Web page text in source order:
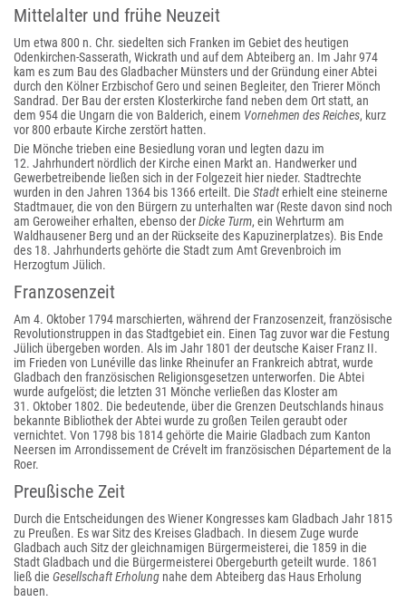
Mittelalter und frühe Neuzeit
Um etwa 800 n. Chr. siedelten sich Franken im Gebiet des heutigen
Odenkirchen-Sasserath, Wickrath und auf dem Abteiberg an. Im Jahr 974
kam es zum Bau des Gladbacher Münsters und der Gründung einer Abtei
durch den Kölner Erzbischof Gero und seinen Begleiter, den Trierer Mönch
Sandrad. Der Bau der ersten Klosterkirche fand neben dem Ort statt, an
dem 954 die Ungarn die von Balderich, einem Vornehmen des Reiches, kurz
vor 800 erbaute Kirche zerstört hatten.
Die Mönche trieben eine Besiedlung voran und legten dazu im
12. Jahrhundert nördlich der Kirche einen Markt an. Handwerker und
Gewerbetreibende ließen sich in der Folgezeit hier nieder. Stadtrechte
wurden in den Jahren 1364 bis 1366 erteilt. Die Stadterhielt eine steinerne
Stadtmauer, die von den Bürgern zu unterhalten war (Reste davon sind noch
am Geroweiher erhalten, ebenso derDicke Turm, ein Wehrturm am
Waldhausener Berg und an der Rückseite des Kapuzinerplatzes). Bis Ende
des 18. Jahrhunderts gehörte die Stadt zum Amt Grevenbroich im
Herzogtum Jülich.
Franzosenzeit
Am 4. Oktober 1794 marschierten, während der Franzosenzeit, französische
Revolutionstruppen in das Stadtgebiet ein. Einen Tag zuvor war die Festung
Jülich übergeben worden. Als im Jahr 1801 der deutsche Kaiser Franz II.
im Frieden von Lunéville das linke Rheinufer an Frankreich abtrat, wurde
Gladbach den französischen Religionsgesetzen unterworfen. Die Abtei
wurde aufgelöst; die letzten 31 Mönche verließen das Kloster am
31. Oktober 1802. Die bedeutende, über die Grenzen Deutschlands hinaus
bekannte Bibliothek der Abtei wurde zu großen Teilen geraubt oder
vernichtet. Von 1798 bis 1814 gehörte die Mairie Gladbach zum Kanton
Neersen im Arrondissement de Crévelt im französischen Département de la
Roer.
Preußische Zeit
Durch die Entscheidungen des Wiener Kongresses kam Gladbach Jahr 1815
zu Preußen. Es war Sitz des Kreises Gladbach. In diesem Zuge wurde
Gladbach auch Sitz der gleichnamigen Bürgermeisterei, die 1859 in die
Stadt Gladbach und die Bürgermeisterei Obergeburth geteilt wurde. 1861
ließ die Gesellschaft Erholung nahe dem Abteiberg das Haus Erholung
bauen.